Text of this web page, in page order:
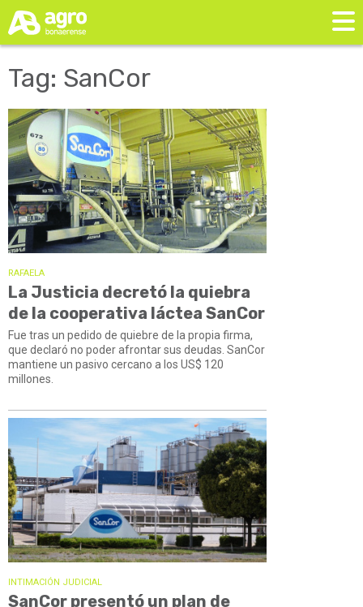
Tag: SanCor
RAFAELA
La Justicia decretó la quiebra
de la cooperativa láctea SanCor
Fue tras un pedido de quiebre de la propia firma,
que declaró no poder afrontar sus deudas. SanCor
mantiene un pasivo cercano a los US$ 120
millones.
INTIMACIÓN JUDICIAL
SanCor presentó un plan de